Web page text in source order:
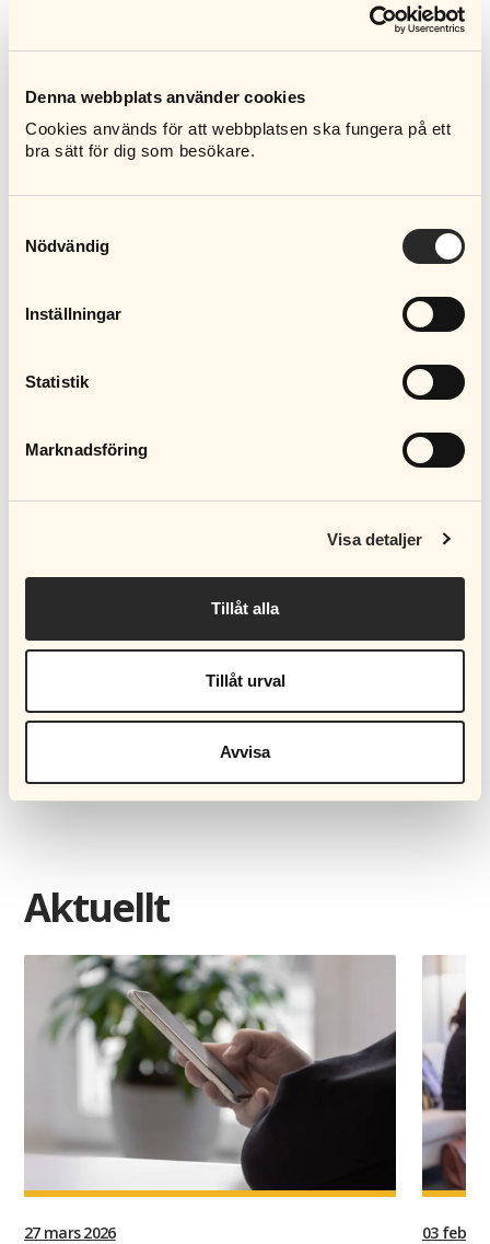
Denna webbplats använder cookies
Cookies används för att webbplatsen ska fungera på ett
bra sätt för dig som besökare.
Nödvändig
Inställningar
Statistik
Marknadsföring
Visa detaljer
Tillåt alla
Tillåt urval
Avvisa
Hur ofta får jag ersättning?
Hur mycket ersättning får jag?
kassan?
Vanliga frågor om ersättningen
Varför ska jag vara medlem i Säljarnas a-
Hur mycket kostar det att vara medlem?
Betalar man lägre avgift när man
studerar/är föräldraledig/är arbetslös?
Aktuellt
Carousel items
27 mars 2026 03